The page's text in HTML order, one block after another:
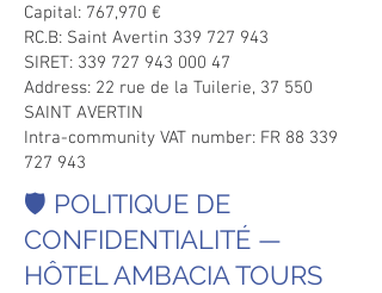
Capital: 767,970 €
RC.B: Saint Avertin 339 727 943
SIRET: 339 727 943 000 47
Address: 22 rue de la Tuilerie, 37 550
SAINT AVERTIN
Intra-community VAT number: FR 88 339
727 943
🛡️ POLITIQUE DE
CONFIDENTIALITÉ —
HÔTEL AMBACIA TOURS